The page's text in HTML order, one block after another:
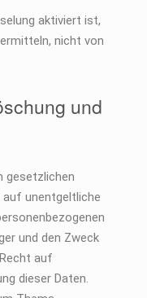
aktiviert ist,
nicht von
und
gesetzlichen
unentgeltliche
und den Zweck
auf
dieser Daten.